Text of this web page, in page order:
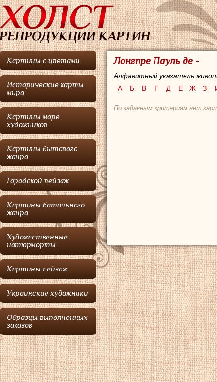
Картины с цветами
Исторические карты
мира
Картины море
художников
Картины бытового
жанра
Городской пейзаж
Картины батального
жанра
Художественные
натюрморты
Картины пейзаж
Украинские художники
Образцы выполненных
заказов
Лонгпре Пауль де -
Алфавитный указатель
А
Б В Г Д Е Ж З
По заданным критериям нет